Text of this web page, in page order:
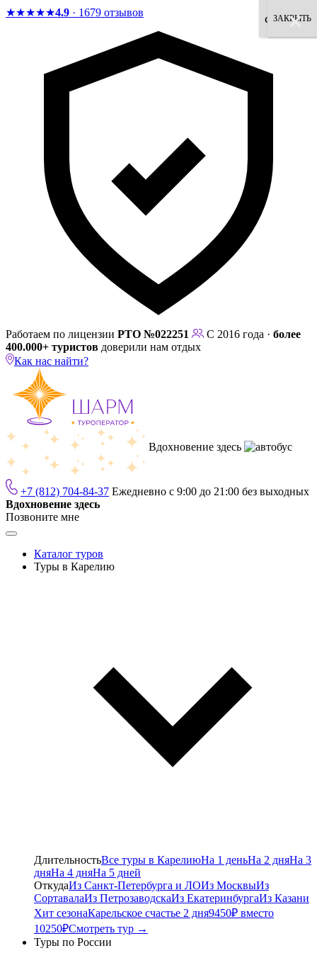
★★★★★4.9 · 1679 отзывов
Работаем по лицензии РТО №022251 С 2016 года · более
400.000+ туристов доверили нам отдых
Как нас найти?
Вдохновение здесь
+7 (812) 704-84-37 Ежедневно с 9:00 до 21:00 без выходных
Вдохновение здесь
Позвоните мне
Каталог туров
Туры в Карелию
ДлительностьВсе туры в КарелиюНа 1 деньНа 2 дняНа 3
дняНа 4 дняНа 5 дней
ОткудаИз Санкт-Петербурга и ЛОИз МосквыИз
СортавалаИз ПетрозаводскаИз ЕкатеринбургаИз Казани
Хит сезонаКарельское счастье 2 дня9450₽ вместо
10250₽Смотреть тур →
Туры по России
×
×
×
×
согласен
×
×
ЗАКРЫТЬ
×
×